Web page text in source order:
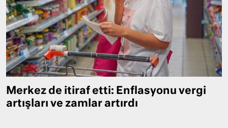
Merkez de itiraf etti: Enflasyonu vergi
artışları ve zamlar artırdı